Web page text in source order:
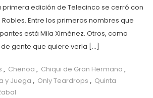
primera edición de Telecinco se cerró con
Entre los primeros nombres que
está Mila Ximénez. Otros, como
gente que quiere verla […]
, Chenoa , Chiqui de Gran Hermano ,
y Juega , Only Teardrops , Quinta